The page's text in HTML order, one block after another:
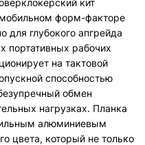
форм-факторе
для глубокого апгрейда
портативных рабочих
на тактовой
способностью
обмен
нагрузках. Планка
алюминиевым
цвета, который не только